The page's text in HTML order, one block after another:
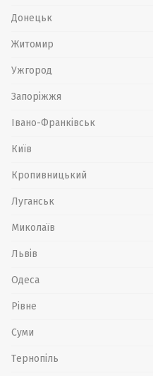
Донецьк
Житомир
Ужгород
Запоріжжя
Івано-Франківськ
Київ
Кропивницький
Луганськ
Миколаїв
Львів
Одеса
Рівне
Суми
Тернопіль